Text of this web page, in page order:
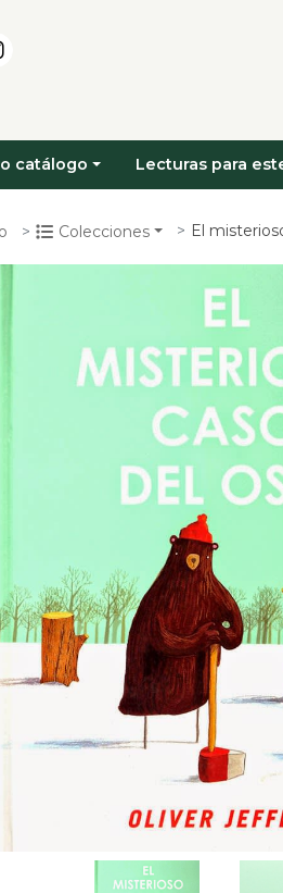
catálogo Lecturas para
Colecciones El